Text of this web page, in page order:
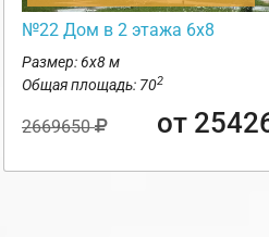
№22 Дом в 2 этажа 6х8
Размер: 6х8 м
Общая площадь: 702
2669650 от